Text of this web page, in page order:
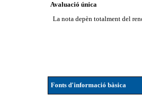
Avaluació única
La nota depèn totalment del
Fonts d'informació bàsica